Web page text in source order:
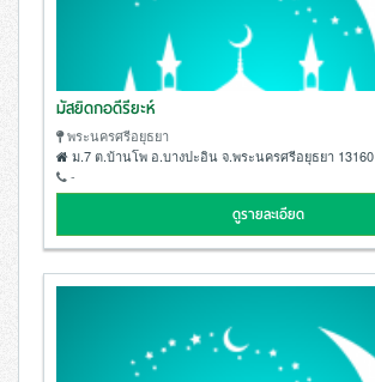
มัสยิดกอดีรียะห์
พระนครศรีอยุธยา
ม.7 ต.บ้านโพ อ.บางปะอิน จ.พระนครศรีอยุธยา 13160
-
ดูรายละเอียด